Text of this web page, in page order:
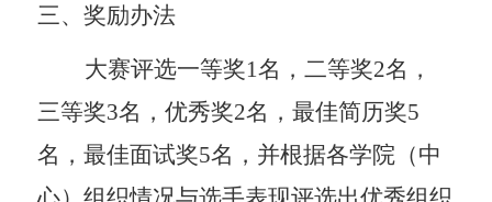
三、奖励办法
大赛评选一等奖1名，二等奖2名，
三等奖3名，优秀奖2名，最佳简历奖5
名，最佳面试奖5名，并根据各学院（中